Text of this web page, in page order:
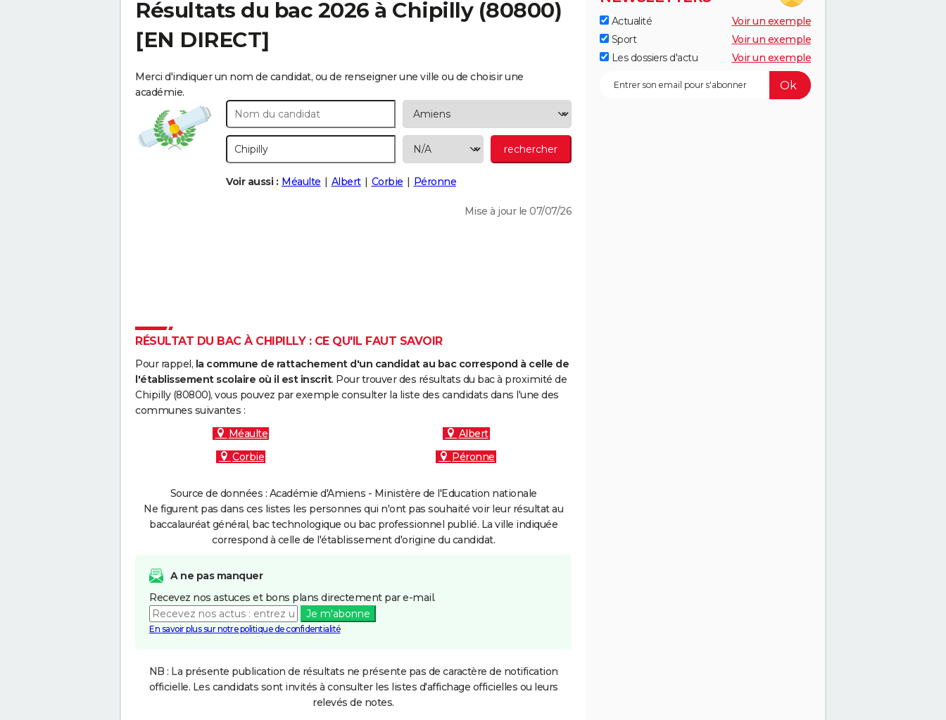
Résultats du bac 2026 à Chipilly(80800)
[EN DIRECT]
Merci d'indiquer un nom de candidat, ou de renseigner une ville ou de choisir une
académie.
Voir aussi : Méaulte Albert Corbie Péronne
Mise à jour le 07/07/26
RÉSULTAT DU BAC À CHIPILLY : CE QU'IL FAUT SAVOIR
Pour rappel, la commune de rattachement d'un candidat au bac correspond à celle de
l'établissement scolaire où il est inscrit. Pour trouver des résultats du bac à proximité de
Chipilly (80800), vous pouvez par exemple consulter la liste des candidats dans l'une des
communes suivantes :
Méaulte
Albert
Corbie
Péronne
Source de données : Académie d'Amiens - Ministère de l'Education nationale
Ne figurent pas dans ces listes les personnes qui n'ont pas souhaité voir leur résultat au
baccalauréat général, bac technologique ou bac professionnel publié. La ville indiquée
correspond à celle de l'établissement d'origine du candidat.
A ne pas manquer
Recevez nos astuces et bons plans directement par e-mail.
Je m'abonne
En savoir plus sur notre politique de confidentialité
NB : La présente publication de résultats ne présente pas de caractère de notification
officielle. Les candidats sont invités à consulter les listes d'affichage officielles ou leurs
relevés de notes.
Actualité
Voir un exemple
Sport
Voir un exemple
Les dossiers d'actu
Voir un exemple